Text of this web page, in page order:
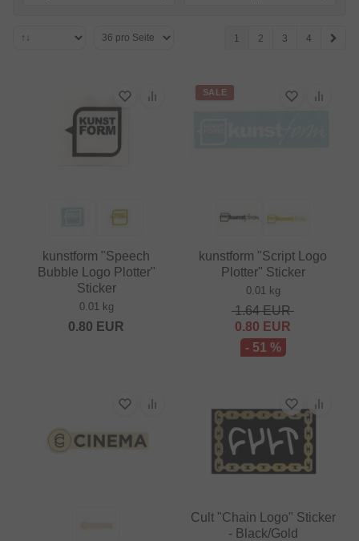
1 2 3 4
kunstform "Speech
Bubble Logo Plotter"
Sticker
0.01 kg
0.80 EUR
SALE
kunstform "Script Logo
Plotter" Sticker
0.01 kg
1.64EUR
0.80 EUR
- 51 %
Cult "Chain Logo" Sticker
- Black/Gold